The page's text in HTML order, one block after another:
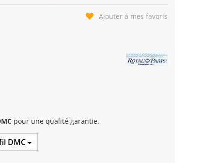
Ajouter à mes favoris
pour une qualité garantie.
DMC